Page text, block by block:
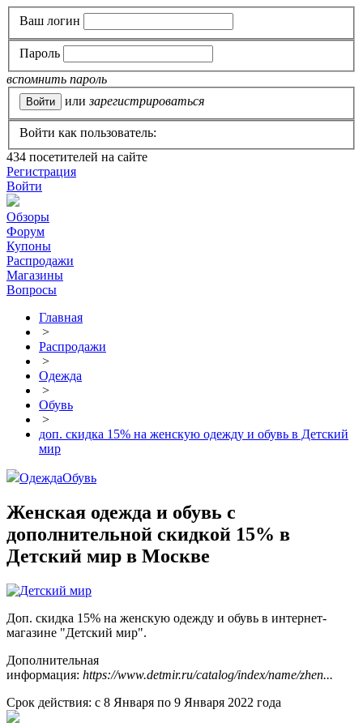
Ваш логин
Пароль
вспомнить пароль
или зарегистрироваться
Войти как пользователь:
434 посетителей на сайте
Регистрация
Войти
Обзоры
Форум
Купоны
Распродажи
Магазины
Вопросы
Главная
>
Распродажи
>
Одежда
>
Обувь
>
доп. скидка 15% на женскую одежду и обувь в Детский
мир
ОдеждаОбувь
Женская одежда и обувь с
дополнительной скидкой 15% в
Детский мир в Москве
Доп. скидка 15% на женскую одежду и обувь в интернет-
магазине "Детский мир".
Дополнительная
информация: https://www.detmir.ru/catalog/index/name/zhen...
Срок действия: с 8 Января по 9 Января 2022 года